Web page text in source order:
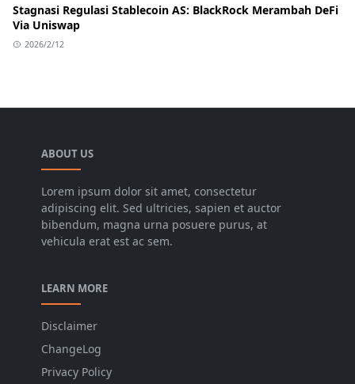
Stagnasi Regulasi Stablecoin AS: BlackRock Merambah DeFi
Via Uniswap
2026/2/12
ABOUT US
Lorem ipsum dolor sit amet, consectetur
adipiscing elit. Sed ultricies, sapien et auctor
bibendum, magna urna posuere purus, at
vehicula erat est ac sem.
LEARN MORE
Disclaimer
ChangeLog
Privacy Policy